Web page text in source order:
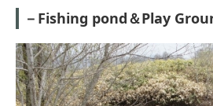
－Fishing pond＆Play